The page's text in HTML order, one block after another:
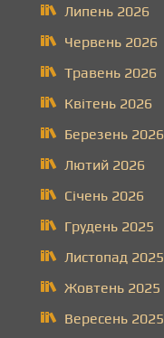
Липень 2026
Червень 2026
Травень 2026
Квітень 2026
Березень 2026
Лютий 2026
Січень 2026
Грудень 2025
Листопад 2025
Жовтень 2025
Вересень 2025